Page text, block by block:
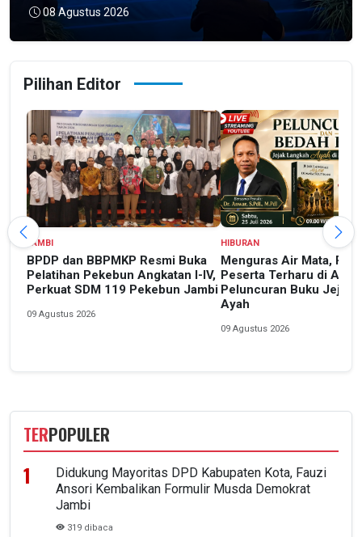
08 Agustus 2026
Pilihan Editor
JAMBI
BPDP dan BBPMKP Resmi Buka
Pelatihan Pekebun Angkatan I-IV,
Perkuat SDM 119 Pekebun Jambi
09 Agustus 2026
HIBURAN
Menguras Air Mata,
Peserta Terharu di
Peluncuran Buku Jejak
Ayah
09 Agustus 2026
TERPOPULER
Didukung Mayoritas DPD Kabupaten Kota, Fauzi
Ansori Kembalikan Formulir Musda Demokrat
Jambi
319 dibaca